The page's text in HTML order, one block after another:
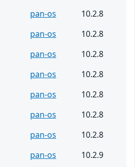
pan-os
10.2.8
pan-os
10.2.8
pan-os
10.2.8
pan-os
10.2.8
pan-os
10.2.8
pan-os
10.2.8
pan-os
10.2.8
pan-os
10.2.9